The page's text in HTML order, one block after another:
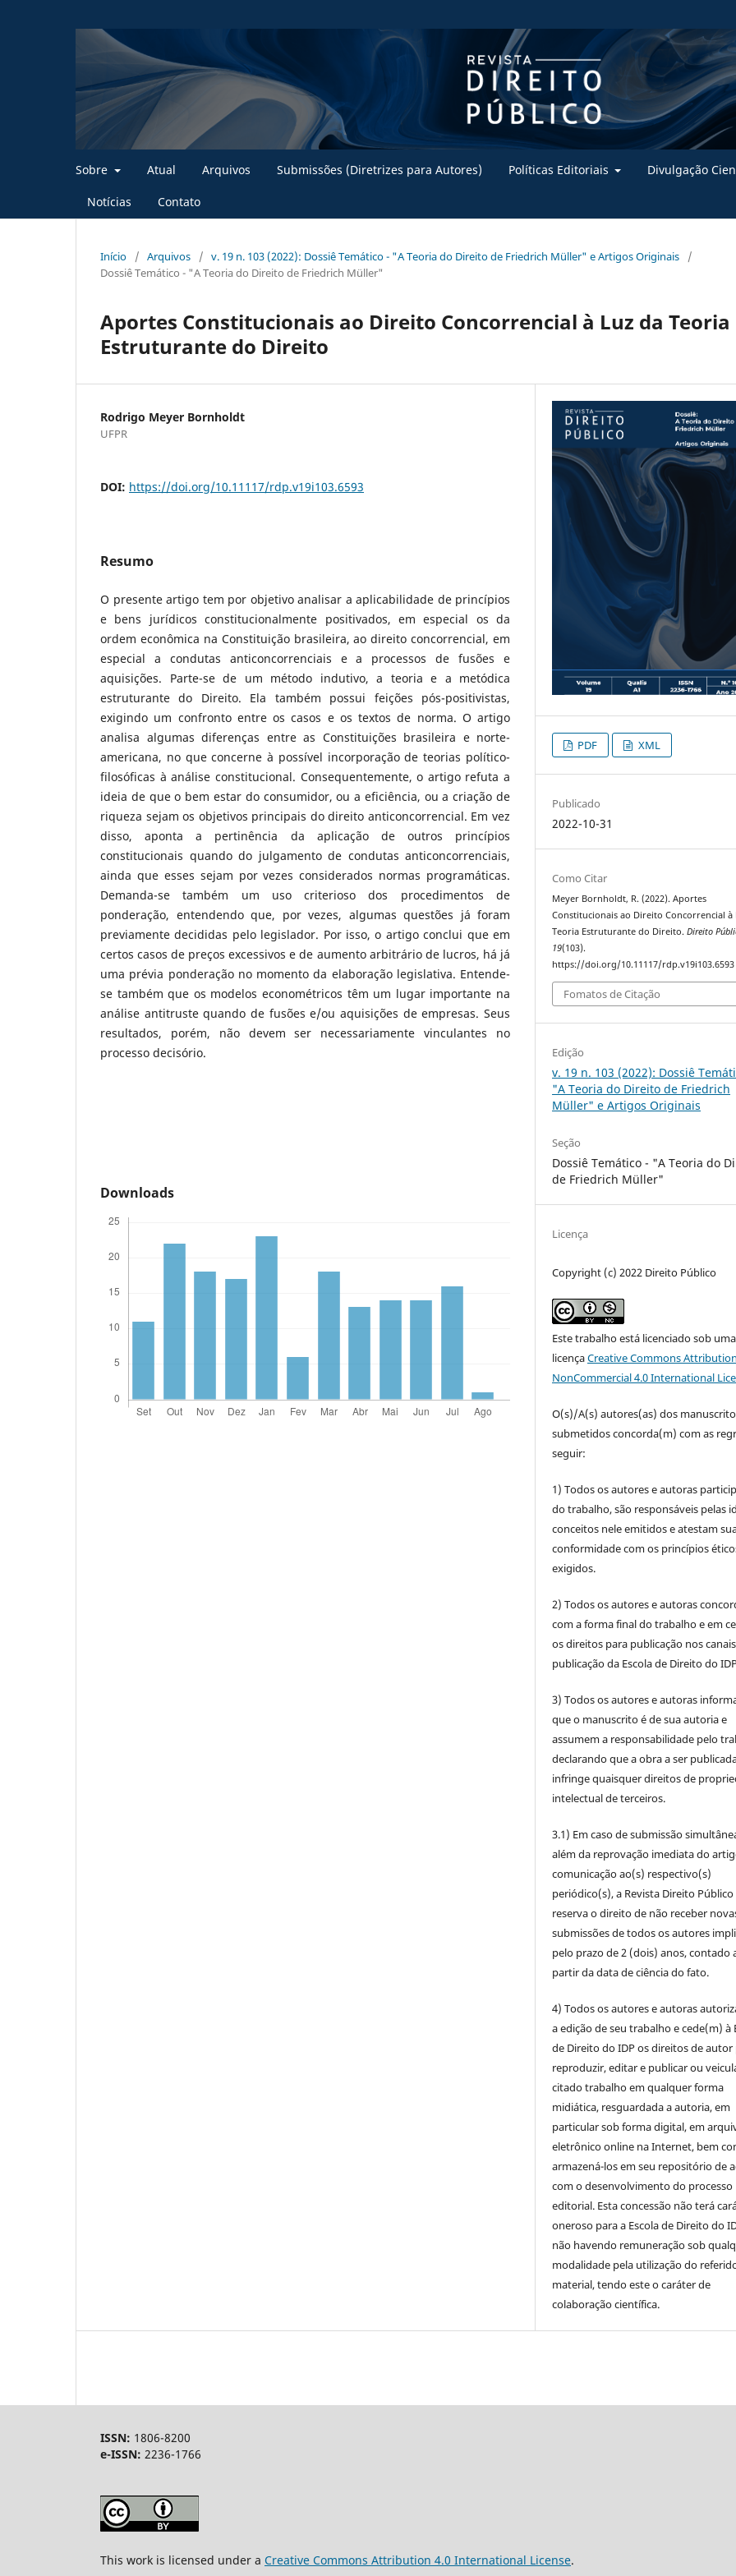
Sobre Atual Arquivos Submissões (Diretrizes para Autores) Políticas Editoriais Divulgação
Notícias Contato
Início / Arquivos / v. 19 n. 103 (2022): Dossiê Temático - "A Teoria do Direito de Friedrich Müller" e Artigos Originais
/
Dossiê Temático - "A Teoria do Direito de Friedrich Müller"
Aportes Constitucionais ao Direito Concorrencial à Luz da Teoria
Estruturante do Direito
Rodrigo Meyer Bornholdt
UFPR
DOI: https://doi.org/10.11117/rdp.v19i103.6593
Resumo
O presente artigo tem por objetivo analisar a aplicabilidade de princípios
e bens jurídicos constitucionalmente positivados, em especial os da
ordem econômica na Constituição brasileira, ao direito concorrencial, em
especial a condutas anticoncorrenciais e a processos de fusões e
aquisições. Parte-se de um método indutivo, a teoria e a metódica
estruturante do Direito. Ela também possui feições pós-positivistas,
exigindo um confronto entre os casos e os textos de norma. O artigo
analisa algumas diferenças entre as Constituições brasileira e norte-
americana, no que concerne à possível incorporação de teorias político-
filosóficas à análise constitucional. Consequentemente, o artigo refuta a
ideia de que o bem estar do consumidor, ou a eficiência, ou a criação de
riqueza sejam os objetivos principais do direito anticoncorrencial. Em vez
disso, aponta a pertinência da aplicação de outros princípios
constitucionais quando do julgamento de condutas anticoncorrenciais,
ainda que esses sejam por vezes considerados normas programáticas.
Demanda-se também um uso criterioso dos procedimentos de
ponderação, entendendo que, por vezes, algumas questões já foram
previamente decididas pelo legislador. Por isso, o artigo conclui que em
certos casos de preços excessivos e de aumento arbitrário de lucros, há já
uma prévia ponderação no momento da elaboração legislativa. Entende-
se também que os modelos econométricos têm um lugar importante na
análise antitruste quando de fusões e/ou aquisições de empresas. Seus
resultados, porém, não devem ser necessariamente vinculantes no
processo decisório.
Downloads
PDF XML
Publicado
2022-10-31
Como Citar
Meyer Bornholdt, R. (2022). Aportes
Constitucionais ao Direito Concorrencial à
Teoria Estruturante do Direito.Direito
19(103).
https://doi.org/10.11117/rdp.v19i103.6593
Fomatos de Citação
Edição
v. 19 n. 103 (2022): Dossiê
"A Teoria do Direito de Friedrich
Müller" e Artigos Originais
Seção
Dossiê Temático - "A Teoria do
de Friedrich Müller"
Licença
Copyright (c) 2022 Direito Público
Este trabalho está licenciado sob uma
licençaCreative Commons
NonCommercial 4.0 International
O(s)/A(s) autores(as) dos
submetidos concorda(m) com as
seguir:
1) Todos os autores e autoras
do trabalho, são responsáveis pelas
conceitos nele emitidos e atestam
conformidade com os princípios
exigidos.
2) Todos os autores e autoras
com a forma final do trabalho e em
os direitos para publicação nos
publicação da Escola de Direito do
3) Todos os autores e autoras
que o manuscrito é de sua autoria e
assumem a responsabilidade pelo
declarando que a obra a ser
infringe quaisquer direitos de
intelectual de terceiros.
3.1) Em caso de submissão
além da reprovação imediata do
comunicação ao(s) respectivo(s)
periódico(s), a Revista Direito Público
reserva o direito de não receber
submissões de todos os autores
pelo prazo de 2 (dois) anos, contado
partir da data de ciência do fato.
4) Todos os autores e autoras
a edição de seu trabalho e cede(m) à
de Direito do IDP os direitos de autor
reproduzir, editar e publicar ou
citado trabalho em qualquer forma
midiática, resguardada a autoria, em
particular sob forma digital, em
eletrônico online na Internet, bem
armazená-los em seu repositório de
com o desenvolvimento do processo
editorial. Esta concessão não terá
oneroso para a Escola de Direito do
não havendo remuneração sob
modalidade pela utilização do
material, tendo este o caráter de
colaboração científica.
ISSN: 1806-8200
e-ISSN: 2236-1766
This work is licensed under a Creative Commons Attribution 4.0 International License.